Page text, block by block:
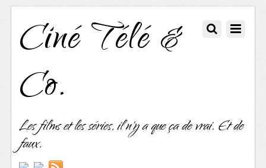
Ciné Télé &
Co.
Les films et les séries, il n'y a que ça de vrai. Et de
faux.